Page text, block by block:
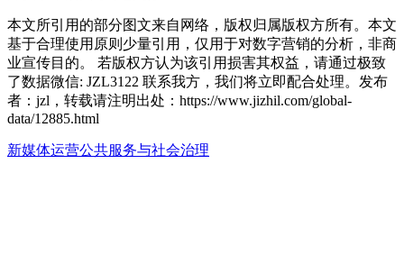
本文所引用的部分图文来自网络，版权归属版权方所有。本文
基于合理使用原则少量引用，仅用于对数字营销的分析，非商
业宣传目的。 若版权方认为该引用损害其权益，请通过极致
了数据微信: JZL3122 联系我方，我们将立即配合处理。发布
者：jzl，转载请注明出处： https://www.jizhil.com/global-
data/12885.html
新媒体运营公共服务与社会治理